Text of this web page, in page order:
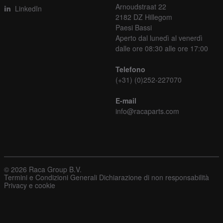
LinkedIn
Arnoudstraat 22
2182 DZ Hillegom
Paesi Bassi
Aperto dal lunedì al venerdì
dalle ore 08:30 alle ore 17:00
Telefono
(+31) (0)252-227070
E-mail
info@racaparts.com
© 2026 Raca Group B.V.
Termini e Condizioni Generali Dichiarazione di non responsabilità
Privacy e cookie